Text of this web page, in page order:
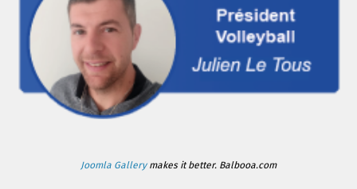
Joomla Gallerymakes it better. Balbooa.com